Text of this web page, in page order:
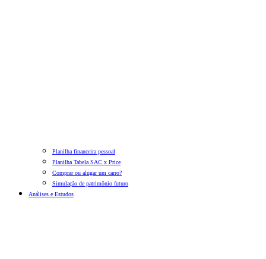
Planilha financeira pessoal
Planilha Tabela SAC x Price
Comprar ou alugar um carro?
Simulação de patrimônio futuro
Análises e Estudos